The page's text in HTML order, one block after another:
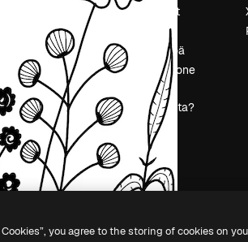
Luottamuskeskus
Kumppanit
Yrityksille
Tapahtumat
Myy sisältöä
Lehdistöhuone
magnific.ai:ta?
you agree to the storing of cookies on